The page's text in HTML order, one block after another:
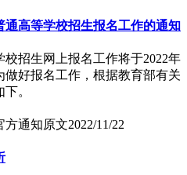
通高等学校招生报名工作的通知
招生网上报名工作将于2022年
做好报名工作，根据教育部有关
。
方通知原文2022/11/22